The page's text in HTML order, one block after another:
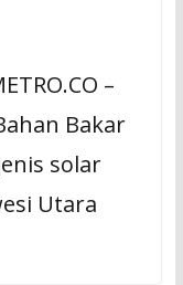
–
Bakar
solar
Utara